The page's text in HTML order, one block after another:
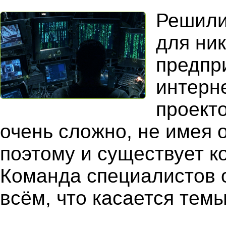
для
очень сложно, не имея
поэтому и существует
Команда специалистов
всём, что касается